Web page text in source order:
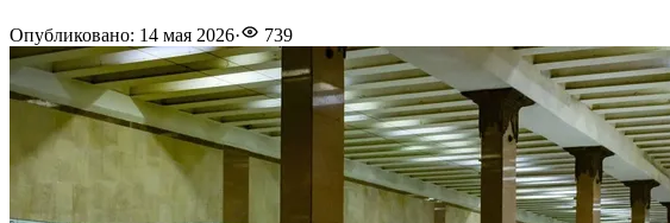
Опубликовано: 14 мая 2026· 739